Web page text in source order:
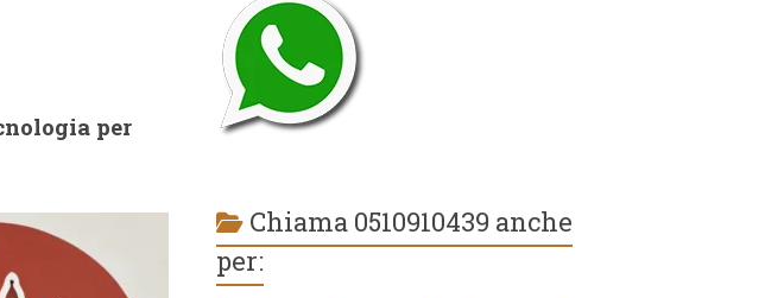
per
Chiama 0510910439 anche
per: